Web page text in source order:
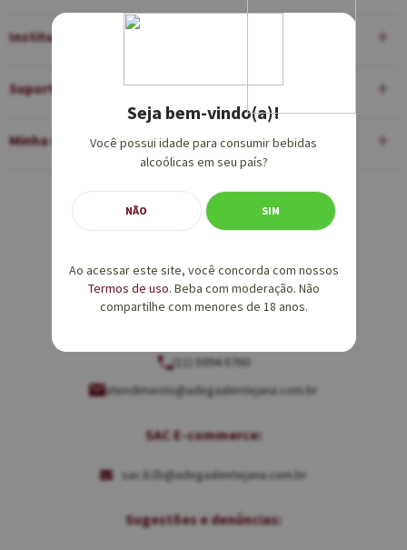
Institucional
Suporte
Minha Conta
Equipe de Vendas:
vendas@adegaalentejana.com.br
(11) 5094-5760
atendimento@adegaalentejana.com.br
SAC E-commerce:
sac.b2b@adegaalentejana.com.br
Sugestões e denúncias:
Seja bem-vindo(a)!
Você possui idade para consumir bebidas
alcoólicas em seu país?
NÃO SIM
Ao acessar este site, você concorda com nossos
Termos de uso. Beba com moderação. Não
compartilhe com menores de 18 anos.